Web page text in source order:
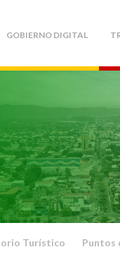
GOBIERNO DIGITAL
Turístico Puntos